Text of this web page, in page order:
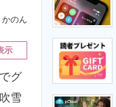
エネルギーの専門メディア
かのん
示
グ
雪